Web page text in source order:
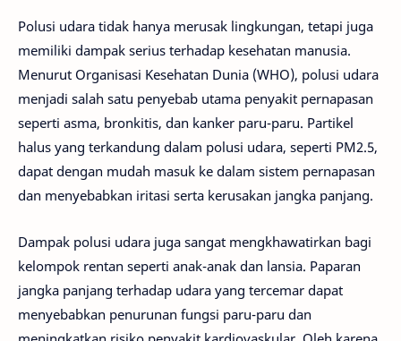
Polusi udara tidak hanya merusak lingkungan, tetapi juga
memiliki dampak serius terhadap kesehatan manusia.
Menurut Organisasi Kesehatan Dunia (WHO), polusi udara
menjadi salah satu penyebab utama penyakit pernapasan
seperti asma, bronkitis, dan kanker paru-paru. Partikel
halus yang terkandung dalam polusi udara, seperti PM2.5,
dapat dengan mudah masuk ke dalam sistem pernapasan
dan menyebabkan iritasi serta kerusakan jangka panjang.
Dampak polusi udara juga sangat mengkhawatirkan bagi
kelompok rentan seperti anak-anak dan lansia. Paparan
jangka panjang terhadap udara yang tercemar dapat
menyebabkan penurunan fungsi paru-paru dan